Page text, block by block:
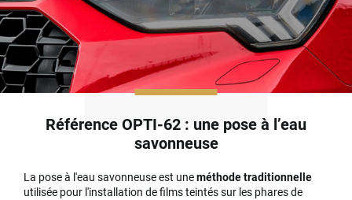
Référence OPTI-62 : une pose à l’eau
savonneuse
La pose à l'eau savonneuse est uneméthode traditionnelle
utilisée pour l'installation de films teintés sur les phares de